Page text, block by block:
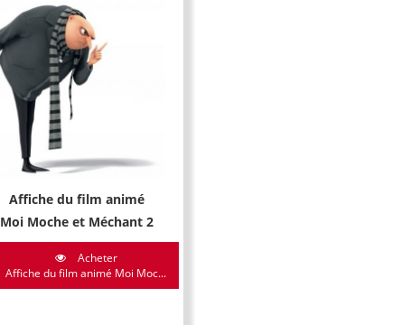
Affiche du film animé
Moi Moche et Méchant 2
Acheter
Affiche du film animé Moi Moc...